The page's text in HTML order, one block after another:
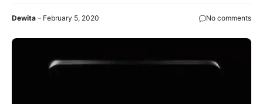
Dewita February 5, 2020 No comments